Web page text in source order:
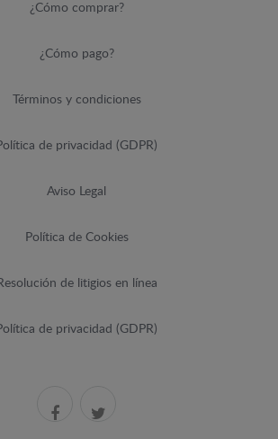
¿Cómo comprar?
¿Cómo pago?
Términos y condiciones
de privacidad (GDPR)
Aviso Legal
Política de Cookies
de litigios en línea
de privacidad (GDPR)